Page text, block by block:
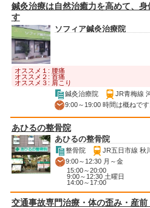
鍼灸治療は自然治癒力を高めて、
す
ソフィア鍼灸治療院
オススメ１: 腰痛
オススメ２: 首痛
オススメ３: 肩こり
鍼灸治療院
JR青梅線
9:00～19:00 時間は概ねです
あひるの整骨院
あひるの整骨院
整骨院
JR五日市線 秋
9:00～12:30 月～金
15:00～20:00
9:00～12:30 土曜日
14:00～17:00
交通事故専門治療・体の歪み・産